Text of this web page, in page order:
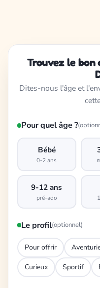
Trouvez le bon
Dites-nous l'âge et
Pour quel âge ?
Bébé
0-2 ans
9-12 ans
pré-ado
Le profil(optionnel)
Pour offrir
Curieux Sportif